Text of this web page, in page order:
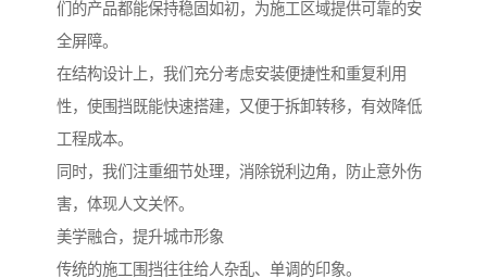
们的产品都能保持稳固如初，为施工区域提供可靠的安
全屏障。
在结构设计上，我们充分考虑安装便捷性和重复利用
性，使围挡既能快速搭建，又便于拆卸转移，有效降低
工程成本。
同时，我们注重细节处理，消除锐利边角，防止意外伤
害，体现人文关怀。
美学融合，提升城市形象
传统的施工围挡往往给人杂乱、单调的印象。